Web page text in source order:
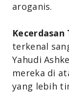
aroganis.
Kecerdasan
terkenal
Yahudi
mereka di
yang lebih